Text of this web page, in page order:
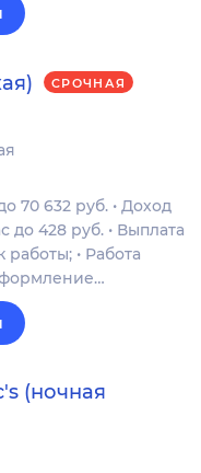
СРОЧНАЯ
70 632 руб. • Доход
до 428 руб. • Выплата
• Работа
(ночная